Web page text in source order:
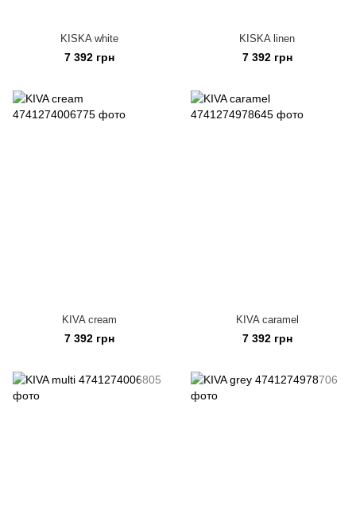
KISKA white
7 392 грн
KISKA linen
7 392 грн
KIVA cream
7 392 грн
KIVA caramel
7 392 грн